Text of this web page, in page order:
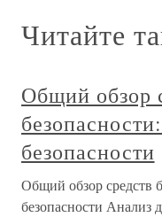
Читайте
Общий обзор
безопасности
Общий обзор средств
безопасности Анализ